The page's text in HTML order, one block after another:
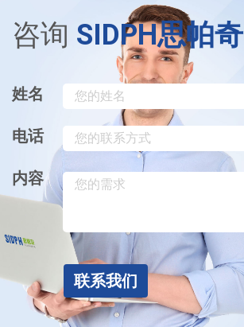
咨询 SIDPH思帕奇
姓名
电话
内容
联系我们